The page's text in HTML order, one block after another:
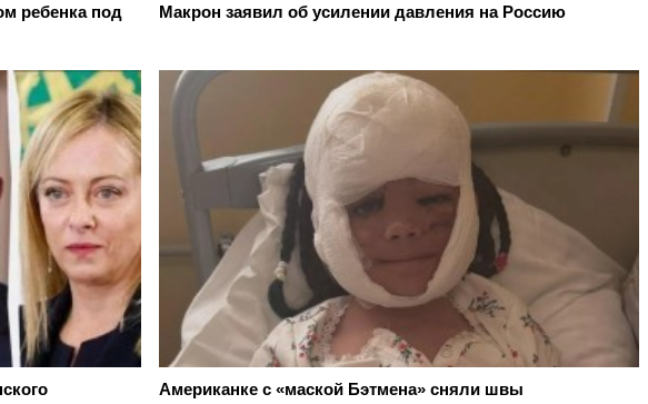
ребенка под
Макрон заявил об усилении давления на Россию
Американке с «маской Бэтмена» сняли швы